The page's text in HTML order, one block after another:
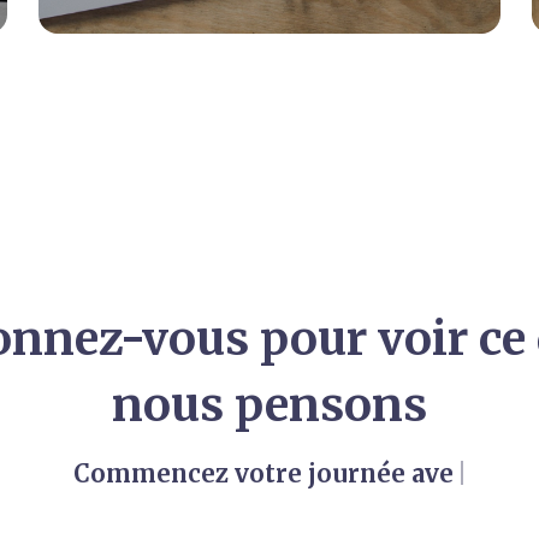
vous pour voir ce
nous pensons
Commencez votre journée avec BL